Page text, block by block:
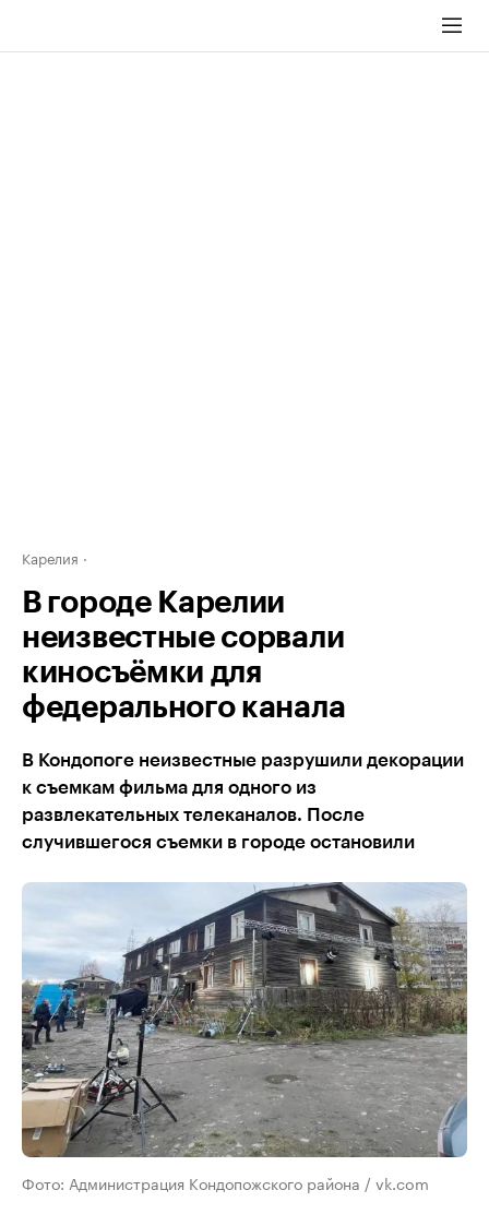
Карелия
В городе Карелии
неизвестные сорвали
киносъёмки для
федерального канала
В Кондопоге неизвестные разрушили декорации
к съемкам фильма для одного из
развлекательных телеканалов. После
случившегося съемки в городе остановили
Фото: Администрация Кондопожского района / vk.com